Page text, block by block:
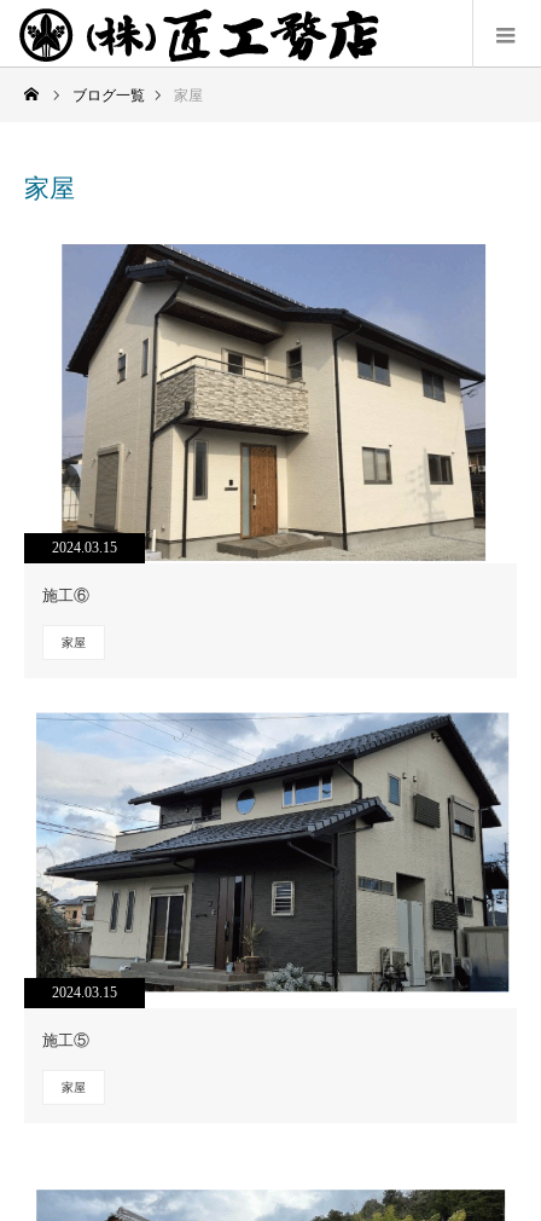
ブログ一覧 家屋
家屋
2024.03.15
施工⑥
家屋
2024.03.15
施工⑤
家屋